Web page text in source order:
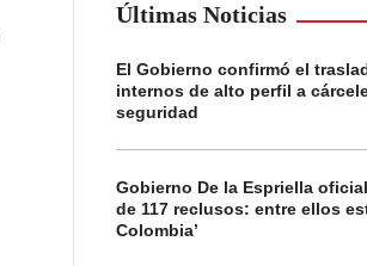
Últimas Noticias
El Gobierno confirmó el
internos de alto perfil a
seguridad
Gobierno De la Espriella
de 117 reclusos: entre ellos
Colombia’